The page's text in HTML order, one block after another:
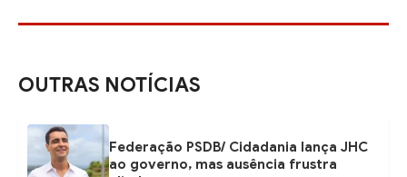
OUTRAS NOTÍCIAS
Federação PSDB/ Cidadania lança JHC
ao governo, mas ausência frustra